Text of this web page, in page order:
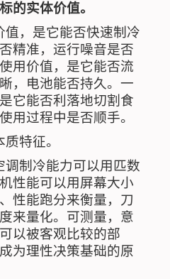
的实体价值。
值，是它能否快速制冷
精准，运行噪音是否
用价值，是它能否流
，电池能否持久。一
它能否利落地切割食
用过程中是否顺手。
特征。
调制冷能力可以用匹数
性能可以用屏幕大小
性能跑分来衡量，刀
来量化。可测量，意
以被客观比较的部
为理性决策基础的原